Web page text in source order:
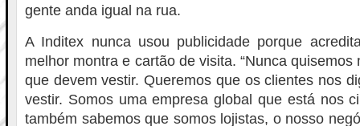
gente anda igual na rua.
A Inditex nunca usou publicidade porque
melhor montra e cartão de visita. “Nunca
que devem vestir. Queremos que os clientes nos
vestir. Somos uma empresa global que está nos
também sabemos que somos lojistas, o nosso